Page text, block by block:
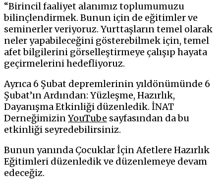
“Birincil faaliyet alanımız toplumumuzu
bilinçlendirmek. Bunun için de eğitimler ve
seminerler veriyoruz. Yurttaşların temel olarak
neler yapabileceğini gösterebilmek için, temel
afet bilgilerini görselleştirmeye çalışıp hayata
geçirmelerini hedefliyoruz.
Ayrıca 6 Şubat depremlerinin yıldönümünde 6
Şubat’ın Ardından: Yüzleşme, Hazırlık,
Dayanışma Etkinliği düzenledik. İNAT
DerneğimizinYouTube sayfasından da bu
etkinliği seyredebilirsiniz.
Bunun yanında Çocuklar İçin Afetlere Hazırlık
Eğitimleri düzenledik ve düzenlemeye devam
edeceğiz.